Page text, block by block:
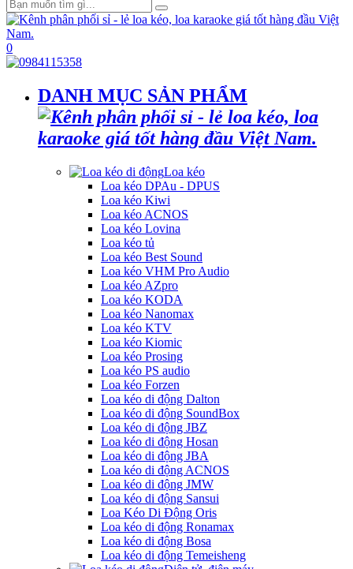
0
DANH MỤC SẢN PHẨM
Loa kéo
Loa kéo DPAu - DPUS
Loa kéo Kiwi
Loa kéo ACNOS
Loa kéo Lovina
Loa kéo tủ
Loa kéo Best Sound
Loa kéo VHM Pro Audio
Loa kéo AZpro
Loa kéo KODA
Loa kéo Nanomax
Loa kéo KTV
Loa kéo Kiomic
Loa kéo Prosing
Loa kéo PS audio
Loa kéo Forzen
Loa kéo di động Dalton
Loa kéo di động SoundBox
Loa kéo di động JBZ
Loa kéo di động Hosan
Loa kéo di động JBA
Loa kéo di động ACNOS
Loa kéo di động JMW
Loa kéo di động Sansui
Loa Kéo Di Động Oris
Loa kéo di động Ronamax
Loa kéo di động Bosa
Loa kéo di động Temeisheng